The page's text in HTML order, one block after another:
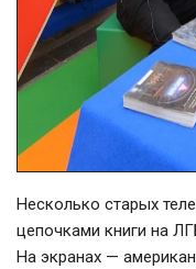
Несколько старых
цепочками книги на
На экранах —